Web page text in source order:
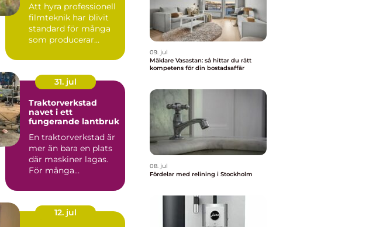
Att hyra professionell
filmteknik har blivit
standard för många
som producerar
webbvideo...
31. jul
Traktorverkstad
navet i ett
fungerande lantbruk
En traktorverkstad är
mer än bara en plats
där maskiner lagas.
För många
hjärtat ...
12. jul
09. jul
Mäklare Vasastan: så hittar du rätt
kompetens för din bostadsaffär
08. jul
Fördelar med relining i Stockholm